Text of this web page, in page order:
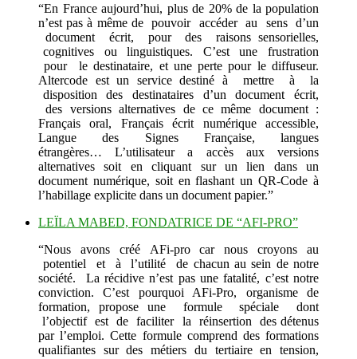
“En France aujourd’hui, plus de 20% de la population
n’est pas à même de pouvoir accéder au sens d’un
document écrit, pour des raisons sensorielles,
cognitives ou linguistiques. C’est une frustration
pour le destinataire, et une perte pour le diffuseur.
Altercode est un service destiné à mettre à la
disposition des destinataires d’un document écrit,
des versions alternatives de ce même document :
Français oral, Français écrit numérique accessible,
Langue des Signes Française, langues
étrangères… L’utilisateur a accès aux versions
alternatives soit en cliquant sur un lien dans un
document numérique, soit en flashant un QR-Code à
l’habillage explicite dans un document papier.”
LEÏLA MABED, FONDATRICE DE “AFI-PRO”
“Nous avons créé AFi-pro car nous croyons au
potentiel et à l’utilité de chacun au sein de notre
société. La récidive n’est pas une fatalité, c’est notre
conviction. C’est pourquoi AFi-Pro, organisme de
formation, propose une formule spéciale dont
l’objectif est de faciliter la réinsertion des détenus
par l’emploi. Cette formule comprend des formations
qualifiantes sur des métiers du tertiaire en tension,